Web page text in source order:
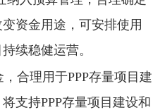
资金用途，可安排使用
续稳健运营。
合理用于PPP存量项目建
支持PPP存量项目建设和